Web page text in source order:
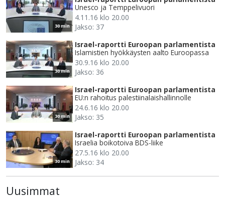
30 min
Unesco ja Temppelivuori
4.11.16 klo 20.00
Jakso: 37
30 min
Israel-raportti Euroopan parlamentista
Islamistien hyökkäysten aalto Euroopassa
30.9.16 klo 20.00
Jakso: 36
30 min
Israel-raportti Euroopan parlamentista
EU:n rahoitus palestiinalaishallinnolle
24.6.16 klo 20.00
Jakso: 35
30 min
Israel-raportti Euroopan parlamentista
Israelia boikotoiva BDS-liike
27.5.16 klo 20.00
Jakso: 34
Uusimmat